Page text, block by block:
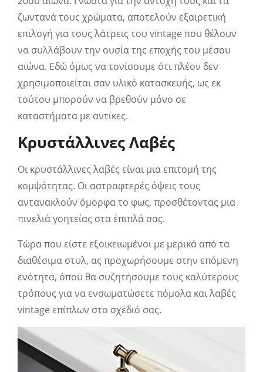
ζωντανά τους χρώματα, αποτελούν εξαιρετική
επιλογή για τους λάτρεις του vintage που θέλουν
να συλλάβουν την ουσία της εποχής του μέσου
αιώνα. Εδώ όμως να τονίσουμε ότι πλέον δεν
χρησιμοποιείται σαν υλικό κατασκευής, ως εκ
τούτου μπορούν να βρεθούν μόνο σε
καταστήματα με αντίκες.
Κρυστάλλινες Λαβές
Οι κρυστάλλινες λαβές είναι μια επιτομή της
κομψότητας. Οι αστραφτερές όψεις τους
αντανακλούν όμορφα το φως, προσθέτοντας μια
πινελιά γοητείας στα έπιπλά σας.
Τώρα που είστε εξοικειωμένοι με μερικά από τα
διαθέσιμα στυλ, ας προχωρήσουμε στην επόμενη
ενότητα, όπου θα συζητήσουμε τους καλύτερους
τρόπους για να ενσωματώσετε πόμολα και λαβές
vintage επίπλων στο σχέδιό σας.